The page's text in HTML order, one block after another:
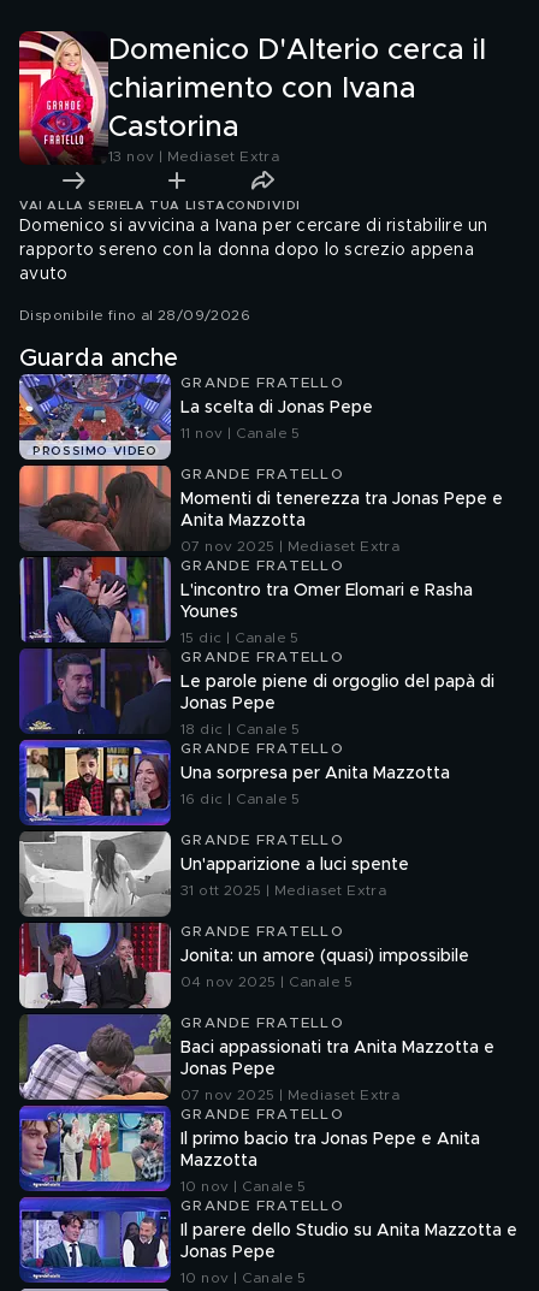
Domenico D'Alterio cerca il
chiarimento con Ivana
Castorina
13 nov | Mediaset Extra
VAI ALLA SERIE LA TUA LISTA CONDIVIDI
Domenico si avvicina a Ivana per cercare di ristabilire un
rapporto sereno con la donna dopo lo screzio appena
avuto
Disponibile fino al 28/09/2026
Guarda anche
PROSSIMO VIDEO
GRANDE FRATELLO
La scelta di Jonas Pepe
11 nov | Canale 5
GRANDE FRATELLO
Momenti di tenerezza tra Jonas Pepe e
Anita Mazzotta
07 nov 2025 | Mediaset Extra
GRANDE FRATELLO
L'incontro tra Omer Elomari e Rasha
Younes
15 dic | Canale 5
GRANDE FRATELLO
Le parole piene di orgoglio del papà di
Jonas Pepe
18 dic | Canale 5
GRANDE FRATELLO
Una sorpresa per Anita Mazzotta
16 dic | Canale 5
GRANDE FRATELLO
Un'apparizione a luci spente
31 ott 2025 | Mediaset Extra
GRANDE FRATELLO
Jonita: un amore (quasi) impossibile
04 nov 2025 | Canale 5
GRANDE FRATELLO
Baci appassionati tra Anita Mazzotta e
Jonas Pepe
07 nov 2025 | Mediaset Extra
GRANDE FRATELLO
Il primo bacio tra Jonas Pepe e Anita
Mazzotta
10 nov | Canale 5
GRANDE FRATELLO
Il parere dello Studio su Anita Mazzotta e
Jonas Pepe
10 nov | Canale 5